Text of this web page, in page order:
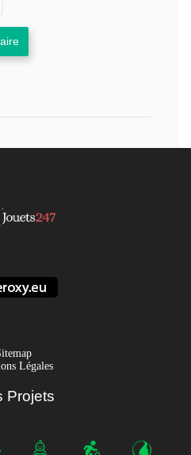
Légales
Projets